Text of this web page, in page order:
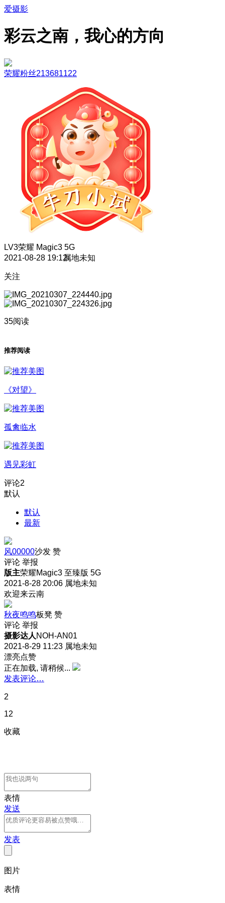
爱摄影
彩云之南，我心的方向
荣耀粉丝213681122
LV3荣耀 Magic3 5G
2021-08-28 19:12属地未知
关注
35阅读
推荐阅读
《对望》
孤禽临水
遇见彩虹
评论2
默认
默认
最新
风00000沙发 赞
评论 举报
版主荣耀Magic3 至臻版 5G
2021-8-28 20:06 属地未知
欢迎来云南
秋夜鸣鸣板凳 赞
评论 举报
摄影达人 NOH-AN01
2021-8-29 11:23 属地未知
漂亮点赞
正在加载, 请稍候...
发表评论…
2
12
收藏
表情
发送
发表
图片
表情